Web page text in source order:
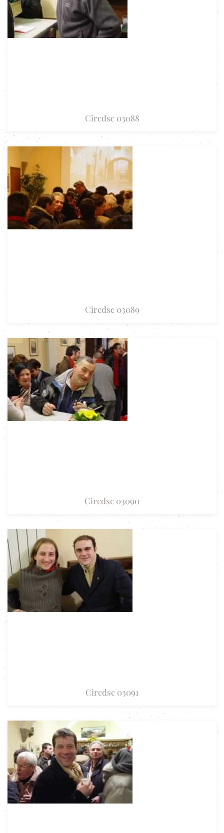
Circdsc 03088
Circdsc 03089
Circdsc 03090
Circdsc 03091